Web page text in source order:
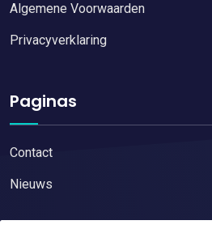
Algemene Voorwaarden
Privacyverklaring
Paginas
Contact
Nieuws